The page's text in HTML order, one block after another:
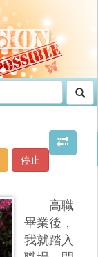
停止
高職
畢業後，
我就踏入